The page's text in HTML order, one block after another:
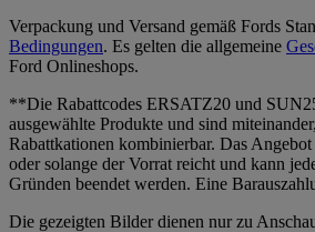
Verpackung und Versand gemäß Fords
Bedingungen. Es gelten die allgemeine
Ford Onlineshops.
**Die Rabattcodes ERSATZ20 und
ausgewählte Produkte und sind
Rabattkationen kombinierbar. Das
oder solange der Vorrat reicht und kann
Gründen beendet werden. Eine
Die gezeigten Bilder dienen nur zu